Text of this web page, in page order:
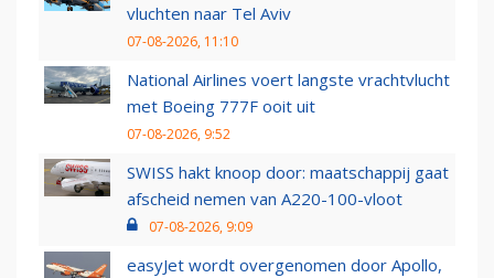
vluchten naar Tel Aviv
07-08-2026, 11:10
National Airlines voert langste vrachtvlucht
met Boeing 777F ooit uit
07-08-2026, 9:52
SWISS hakt knoop door: maatschappij gaat
afscheid nemen van A220-100-vloot
07-08-2026, 9:09
easyJet wordt overgenomen door Apollo,